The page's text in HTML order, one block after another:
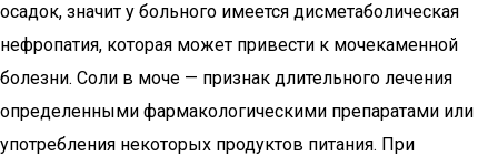
осадок, значит у больного имеется дисметаболическая
нефропатия, которая может привести к мочекаменной
болезни. Соли в моче — признак длительного лечения
определенными фармакологическими препаратами или
употребления некоторых продуктов питания. При